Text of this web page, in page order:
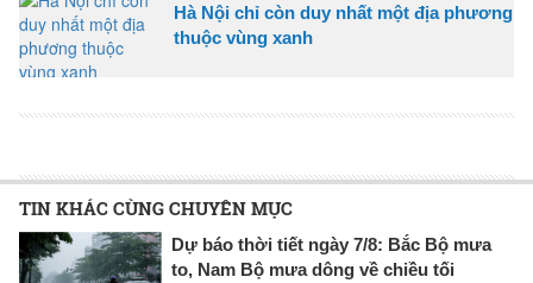
Hà Nội chỉ còn duy nhất một địa phương
thuộc vùng xanh
TIN KHÁC CÙNG CHUYÊN MỤC
Dự báo thời tiết ngày 7/8: Bắc Bộ mưa
to, Nam Bộ mưa dông về chiều tối